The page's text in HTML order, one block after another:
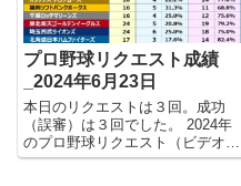
プロ野球リクエスト成績
_2024年6月23日
本日のリクエストは３回。成功
（誤審）は３回でした。 2024年
のプロ野球リクエスト（ビデオ判
定）成績を記録集計しています。